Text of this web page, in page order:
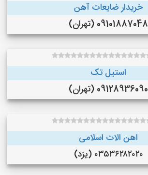
خریدار ضایعات آهن
09101887048 (تهران)
استیل تک
09128936090 (تهران)
اهن الات اسلامی
۰۳۵۳۶۲۸۲۰۲۰ (یزد)